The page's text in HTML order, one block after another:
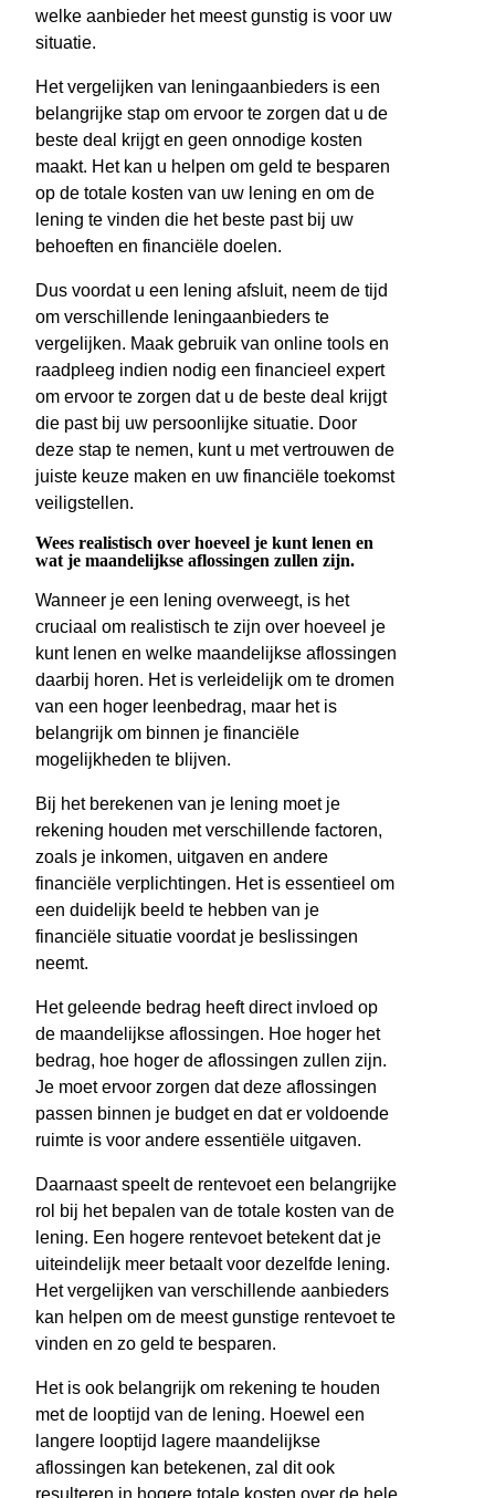
welke aanbieder het meest gunstig is voor uw
situatie.
Het vergelijken van leningaanbieders is een
belangrijke stap om ervoor te zorgen dat u de
beste deal krijgt en geen onnodige kosten
maakt. Het kan u helpen om geld te besparen
op de totale kosten van uw lening en om de
lening te vinden die het beste past bij uw
behoeften en financiële doelen.
Dus voordat u een lening afsluit, neem de tijd
om verschillende leningaanbieders te
vergelijken. Maak gebruik van online tools en
raadpleeg indien nodig een financieel expert
om ervoor te zorgen dat u de beste deal krijgt
die past bij uw persoonlijke situatie. Door
deze stap te nemen, kunt u met vertrouwen de
juiste keuze maken en uw financiële toekomst
veiligstellen.
Wees realistisch over hoeveel je kunt lenen en
wat je maandelijkse aflossingen zullen zijn.
Wanneer je een lening overweegt, is het
cruciaal om realistisch te zijn over hoeveel je
kunt lenen en welke maandelijkse aflossingen
daarbij horen. Het is verleidelijk om te dromen
van een hoger leenbedrag, maar het is
belangrijk om binnen je financiële
mogelijkheden te blijven.
Bij het berekenen van je lening moet je
rekening houden met verschillende factoren,
zoals je inkomen, uitgaven en andere
financiële verplichtingen. Het is essentieel om
een duidelijk beeld te hebben van je
financiële situatie voordat je beslissingen
neemt.
Het geleende bedrag heeft direct invloed op
de maandelijkse aflossingen. Hoe hoger het
bedrag, hoe hoger de aflossingen zullen zijn.
Je moet ervoor zorgen dat deze aflossingen
passen binnen je budget en dat er voldoende
ruimte is voor andere essentiële uitgaven.
Daarnaast speelt de rentevoet een belangrijke
rol bij het bepalen van de totale kosten van de
lening. Een hogere rentevoet betekent dat je
uiteindelijk meer betaalt voor dezelfde lening.
Het vergelijken van verschillende aanbieders
kan helpen om de meest gunstige rentevoet te
vinden en zo geld te besparen.
Het is ook belangrijk om rekening te houden
met de looptijd van de lening. Hoewel een
langere looptijd lagere maandelijkse
aflossingen kan betekenen, zal dit ook
resulteren in hogere totale kosten over de hele